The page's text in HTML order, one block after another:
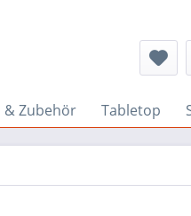
& Zubehör Tabletop